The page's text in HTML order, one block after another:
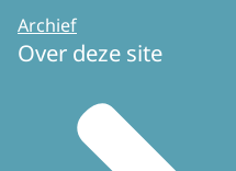
Archief
Over deze site